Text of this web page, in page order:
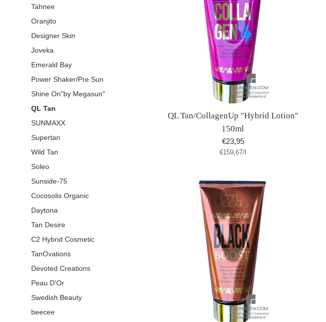
Tahnee
Oranjito
Designer Skin
Joveka
Emerald Bay
Power Shaker/Pre Sun
Shine On"by Megasun"
QL Tan
SUNMAXX
Supertan
Wild Tan
Soleo
Sunside-75
Cocosolis Organic
Daytona
Tan Desire
C2 Hybrid Cosmetic
TanOvations
Devoted Creations
Peau D'Or
Swedish Beauty
beecee
QL Tan/CollagenUp "Hybrid Lotion"
150ml
Normaler
Preis
€23,95
Stückpreis
€159,67/pro